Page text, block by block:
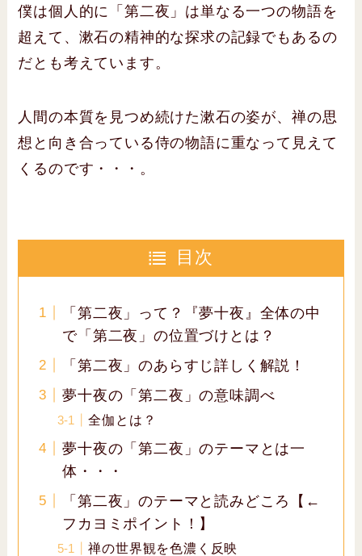
僕は個人的に「第二夜」は単なる一つの物語を
超えて、漱石の精神的な探求の記録でもあるの
だとも考えています。
人間の本質を見つめ続けた漱石の姿が、禅の思
想と向き合っている侍の物語に重なって見えて
くるのです・・・。
目次
「第二夜」って？『夢十夜』全体の中
で「第二夜」の位置づけとは？
「第二夜」のあらすじ詳しく解説！
夢十夜の「第二夜」の意味調べ
全伽とは？
夢十夜の「第二夜」のテーマとは一
体・・・
「第二夜」のテーマと読みどころ【←
フカヨミポイント！】
禅の世界観を色濃く反映